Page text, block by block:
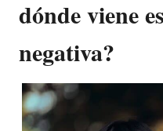
dónde viene
negativa?